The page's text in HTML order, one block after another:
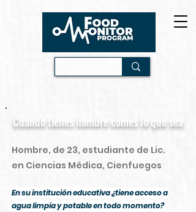
Cuando tienes hambre comes lo que sea
Hombre, de 23, estudiante de Lic.
en Ciencias Médica, Cienfuegos
En su institución educativa ¿tiene acceso a
agua limpia y potable en todo momento?